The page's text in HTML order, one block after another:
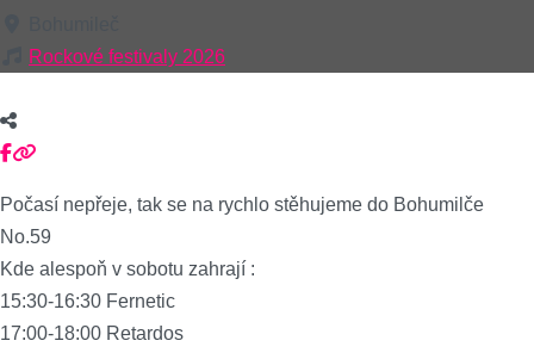
Rockové festivaly 2026
Počasí nepřeje, tak se na rychlo stěhujeme do Bohumilče
No.59
Kde alespoň v sobotu zahrají :
15:30-16:30 Fernetic
17:00-18:00 Retardos